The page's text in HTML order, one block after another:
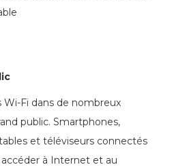
Wi-Fi dans de nombreux
public. Smartphones,
et téléviseurs connectés
à Internet et au